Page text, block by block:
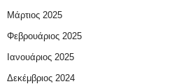
Μάρτιος 2025
Φεβρουάριος 2025
Ιανουάριος 2025
Δεκέμβριος 2024